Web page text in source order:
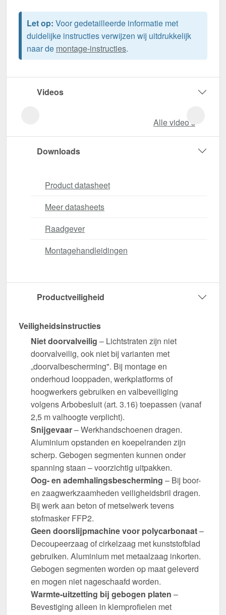
Let op: Voor gedetailleerde informatie met
duidelijke instructies verwijzen wij uitdrukkelijk
naar de montage-instructies.
Videos
Alle video‘s
Downloads
Product datasheet
Meer datasheets
Raadgever
Montagehandleidingen
Productveiligheid
Veiligheidsinstructies
Niet doorvalveilig – Lichtstraten zijn niet
doorvalveilig, ook niet bij varianten met
„doorvalbescherming". Bij montage en
onderhoud looppaden, werkplatforms of
hoogwerkers gebruiken en valbeveiliging
volgens Arbobesluit (art. 3.16) toepassen (vanaf
2,5 m valhoogte verplicht).
Snijgevaar– Werkhandschoenen dragen.
Aluminium opstanden en koepelranden zijn
scherp. Gebogen segmenten kunnen onder
spanning staan – voorzichtig uitpakken.
Oog- en ademhalingsbescherming – Bij boor-
en zaagwerkzaamheden veiligheidsbril dragen.
Bij werk aan beton of metselwerk tevens
stofmasker FFP2.
Geen doorslijpmachine voor polycarbonaat–
Decoupeerzaag of cirkelzaag met kunststofblad
gebruiken. Aluminium met metaalzaag inkorten.
Gebogen segmenten worden op maat geleverd
en mogen niet nageschaafd worden.
Warmte-uitzetting bij gebogen platen –
Bevestiging alleen in klemprofielen met